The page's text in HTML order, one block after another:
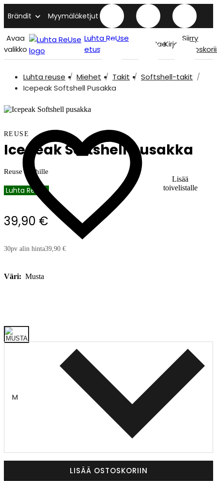
Brändit Myymäläketjut
Avaa
valikko
Luhta ReUse
etusivu
HaeKirjaudu
Siirry
Luhta reuse Miehet Takit
Softshell-takit
Icepeak Softshell Pusakka
Lisää
toivelistalle
REUSE
Icepeak Softshell pusakka
Reuse miehille
Luhta ReUse
39,90 €
30pv alin hinta39,90 €
Väri: Musta
M
LISÄÄ OSTOSKORIIN